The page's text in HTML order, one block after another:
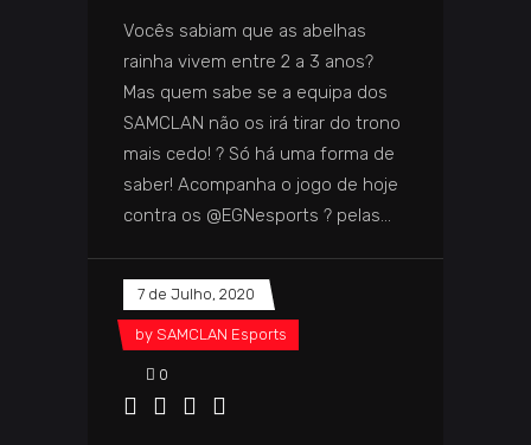
Vocês sabiam que as abelhas
rainha vivem entre 2 a 3 anos?
Mas quem sabe se a equipa dos
SAMCLAN não os irá tirar do trono
mais cedo! ? Só há uma forma de
saber! Acompanha o jogo de hoje
contra os @EGNesports ? pelas
7 de Julho, 2020
by SAMCLAN Esports
0